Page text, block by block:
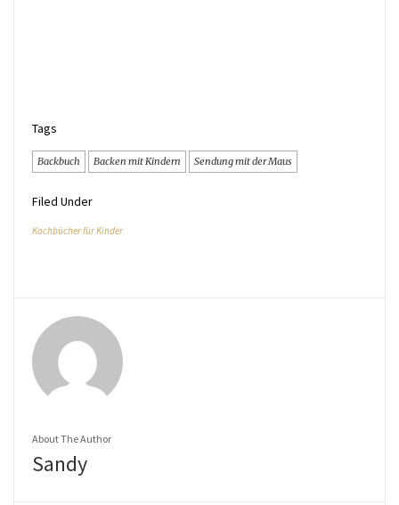
Tags
Backbuch Backen mit Kindern Sendung mit der Maus
Filed Under
Kochbücher für Kinder
About The Author
Sandy